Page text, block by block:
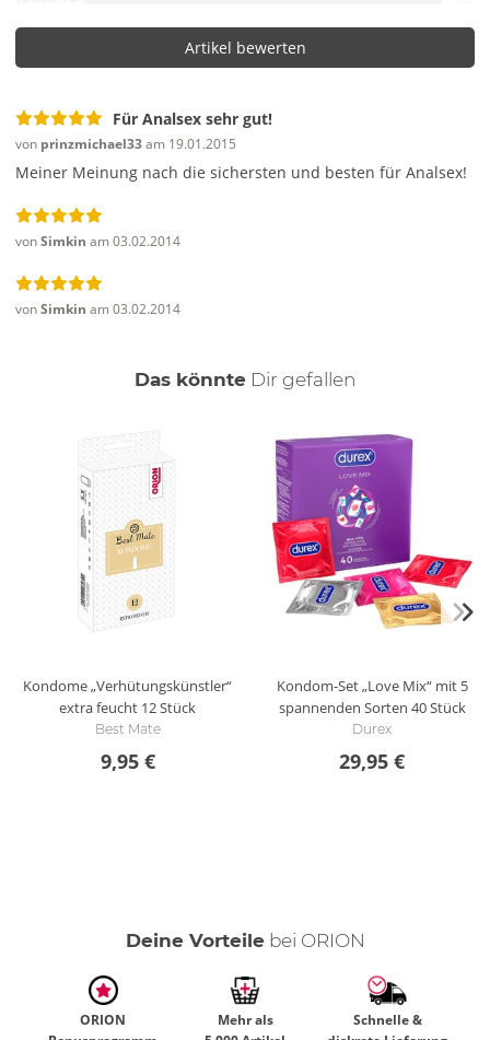
Artikel bewerten
Für Analsex sehr gut!
von prinzmichael33am 19.01.2015
Meiner Meinung nach die sichersten und besten für Analsex!
vonSimkin am 03.02.2014
vonSimkin am 03.02.2014
Das könnte Dir auch
gefallen
Kondome „Verhütungskünstler“
extra feucht 12 Stück
Best Mate
9,95 €
Kondom-Set „Love Mix“ mit 5
spannenden Sorten 40 Stück
Durex
29,95 €
Deine Vorteilebei ORION
ORION
Mehr als
Schnelle &